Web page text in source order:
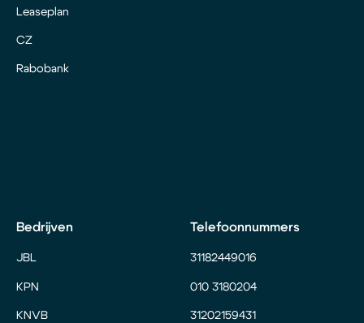
Leaseplan
CZ
Rabobank
Bedrijven
JBL
KPN
KNVB
Telefoonnummers
31182449016
010 3180204
31202159431